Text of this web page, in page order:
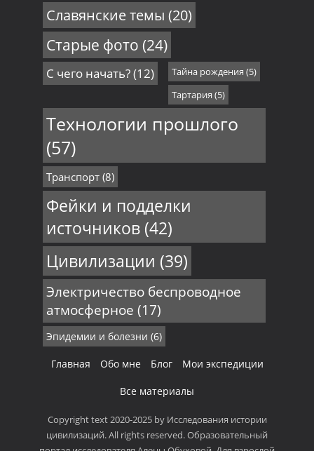
Славянские темы (20)
Старые фото (24)
С чего начать?(12) Тайна рождения (5)
Тартария (5)
Технологии прошлого
(57)
Транспорт(8)
Фейки и подделки
источников(42)
Цивилизации (39)
Электричество беспроводное
атмосферное (17)
Эпидемии и болезни (6)
Главная Обо мне Блог Мои экспедиции
Все материалы
Copyright text 2020-2025 by Исследования истории
цивилизаций. All rights reserved. Образовательный